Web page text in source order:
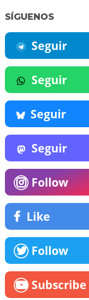
SÍGUENOS
Seguir
Seguir
Seguir
Seguir
Follow
Like
Follow
Subscribe